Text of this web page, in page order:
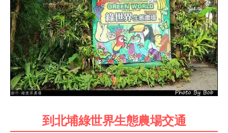
到北埔綠世界生態農場交通